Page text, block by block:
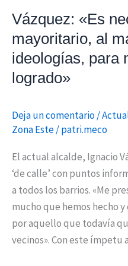
Vázquez: «Es
mayoritario, al
ideologías, para
logrado»
Deja un comentario/
Zona Este/patri.meco
El actual alcalde, Ignacio
‘de calle’ con puntos
a todos los barrios. «Me
mucho que hemos hecho
por aquello que todavía
vecinos». Con este ímpetu
lo
logrado»